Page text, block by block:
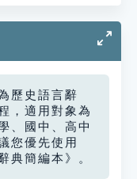
歷史語言辭
，適用對象為
、國中、高中
您優先使用
典簡編本》。